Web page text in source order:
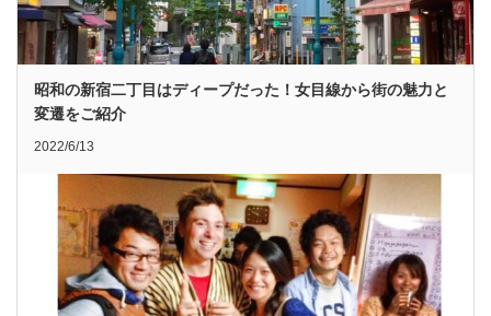
昭和の新宿二丁目はディープだった！女目線から街の魅力と
変遷をご紹介
2022/6/13